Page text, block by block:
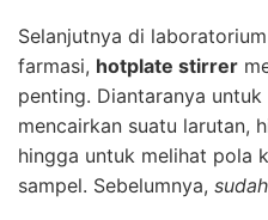
Selanjutnya di
farmasi, hotplate stirrer
penting. Diantaranya untuk
mencairkan suatu larutan,
hingga untuk melihat pola
sampel. Sebelumnya,